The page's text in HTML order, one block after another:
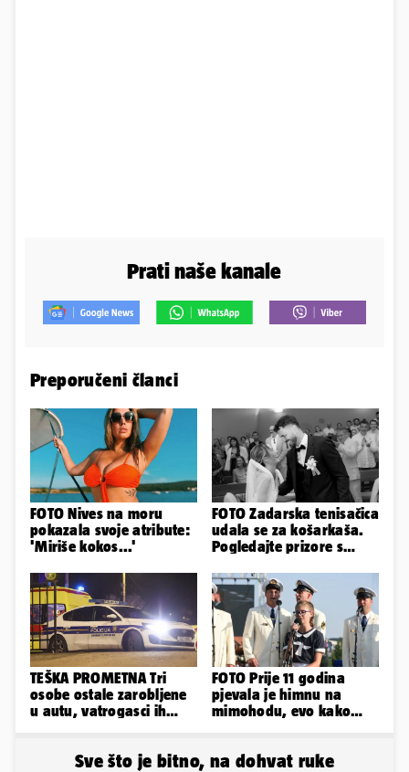
Prati naše kanale
Preporučeni članci
FOTO Nives na moru
pokazala svoje atribute:
'Miriše kokos...'
FOTO Zadarska tenisačica
udala se za košarkaša.
Pogledajte prizore s
TEŠKA PROMETNA Tri
osobe ostale zarobljene
u autu, vatrogasci ih
FOTO Prije 11 godina
pjevala je himnu na
mimohodu, evo kako
Sve što je bitno, na dohvat ruke